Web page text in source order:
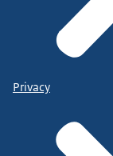
Privacy